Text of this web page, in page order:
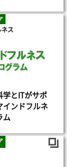
ス
学とITがサポ
インドフルネ
ム